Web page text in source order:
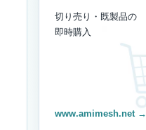
切り売り・既製品の
即時購入
www.amimesh.net →